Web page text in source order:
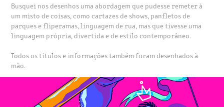
Busquei nos desenhos uma abordagem que pudesse remeter à
um misto de coisas, como cartazes de shows, panfletos de
parques e fliperamas, linguagem de rua, mas que tivesse uma
linguagem própria, divertida e de estilo contemporâneo.
Todos os títulos e informações também foram desenhados à
mão.